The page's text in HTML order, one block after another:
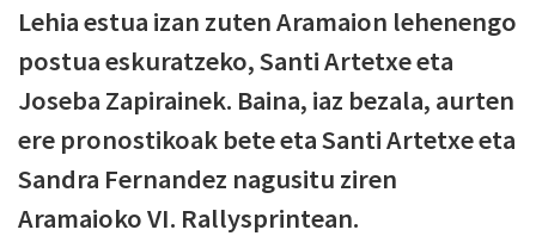
Lehia estua izan zuten Aramaion lehenengo
postua eskuratzeko, Santi Artetxe eta
Joseba Zapirainek. Baina, iaz bezala, aurten
ere pronostikoak bete eta Santi Artetxe eta
Sandra Fernandez nagusitu ziren
Aramaioko VI. Rallysprintean.